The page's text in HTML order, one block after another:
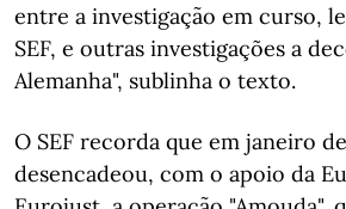
entre a investigação em curso,
SEF, e outras investigações a
Alemanha", sublinha o texto.
O SEF recorda que em janeiro
desencadeou, com o apoio da